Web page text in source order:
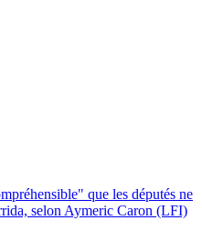
que les députés ne
selon Aymeric Caron (LFI)